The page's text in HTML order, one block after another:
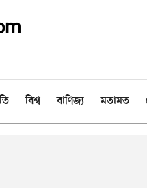
বিশ্ব বাণিজ্য মতামত